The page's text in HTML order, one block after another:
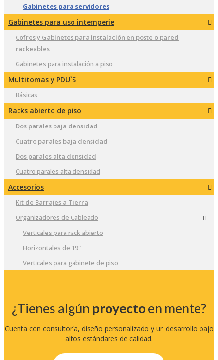
Gabinetes para servidores
Gabinetes para uso intemperie
Cofres y Gabinetes para instalación en poste o pared
rackeables
Gabinetes para instalación a piso
Multitomas y PDU`S
Básicas
Racks abierto de piso
Dos parales baja densidad
Cuatro parales baja densidad
Dos parales alta densidad
Cuatro parales alta densidad
Accesorios
Kit de Barrajes a Tierra
Organizadores de Cableado
Verticales para rack abierto
Horizontales de 19"
Verticales para gabinete de piso
¿Tienes algún proyectoen mente?
Cuenta con consultoría, diseño personalizado y un desarrollo bajo
altos estándares de calidad.